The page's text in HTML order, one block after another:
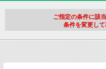
ご指定の条件に該
条件を変更して